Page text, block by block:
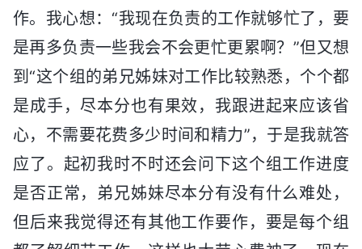
作。我心想：“我现在负责的工作就够忙了，要
是再多负责一些我会不会更忙更累啊？”但又想
到“这个组的弟兄姊妹对工作比较熟悉，个个都
是成手，尽本分也有果效，我跟进起来应该省
心，不需要花费多少时间和精力”，于是我就答
应了。起初我时不时还会问下这个组工作进度
是否正常，弟兄姊妹尽本分有没有什么难处，
但后来我觉得还有其他工作要作，要是每个组